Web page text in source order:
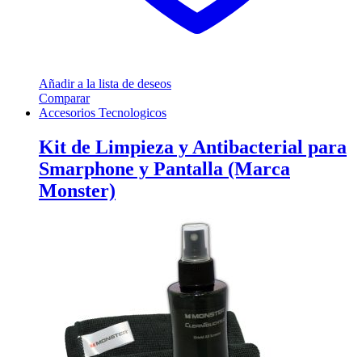
Añadir a la lista de deseos
Comparar
Accesorios Tecnologicos
Kit de Limpieza y Antibacterial para
Smarphone y Pantalla (Marca
Monster)